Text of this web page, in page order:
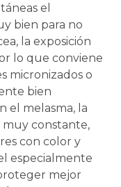
el
bien para no
la exposición
lo que conviene
micronizados o
bien
el melasma, la
constante,
con color y
especialmente
mejor